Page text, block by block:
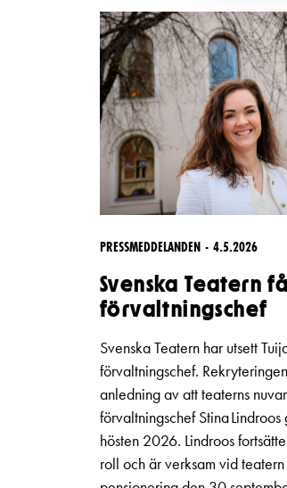
PRESSMEDDELANDEN 4.5.2026
Svenska Teatern
förvaltningschef
Svenska Teatern har utsett
förvaltningschef.
anledning av att teaterns
förvaltningschef Stina
hösten 2026. Lindroos
roll och är verksam vid